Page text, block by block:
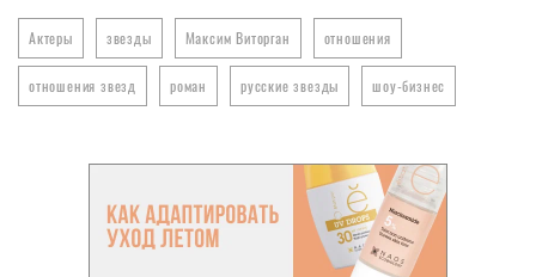
Актеры звезды Максим Виторган отношения
отношения звезд роман русские звезды шоу-бизнес